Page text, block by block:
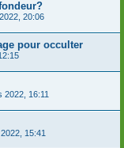
20:06
pour occulter
2022, 16:11
15:41